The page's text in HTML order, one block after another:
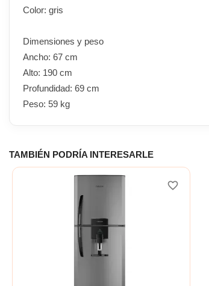
Color: gris
Dimensiones y peso
Ancho: 67 cm
Alto: 190 cm
Profundidad: 69 cm
Peso: 59 kg
TAMBIÉN PODRÍA INTERESARLE
favorite_border